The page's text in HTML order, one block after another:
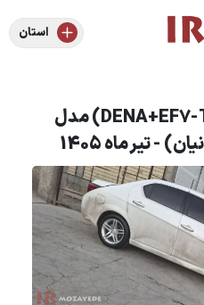
استان
مزایده خودرو دنا (DENA+EF7-TCA) مدل